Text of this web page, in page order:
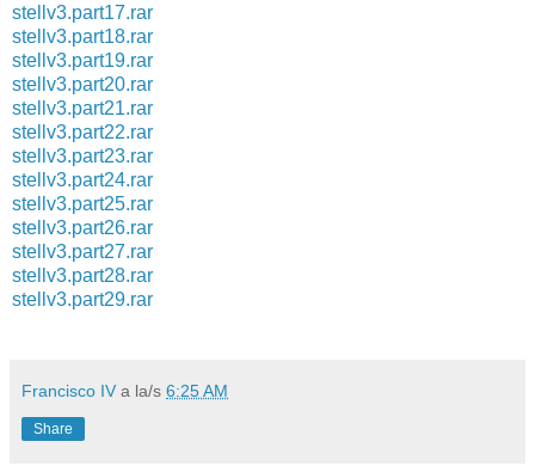
stellv3.part17.rar
stellv3.part18.rar
stellv3.part19.rar
stellv3.part20.rar
stellv3.part21.rar
stellv3.part22.rar
stellv3.part23.rar
stellv3.part24.rar
stellv3.part25.rar
stellv3.part26.rar
stellv3.part27.rar
stellv3.part28.rar
stellv3.part29.rar
Francisco IV a la/s 6:25 AM
Share